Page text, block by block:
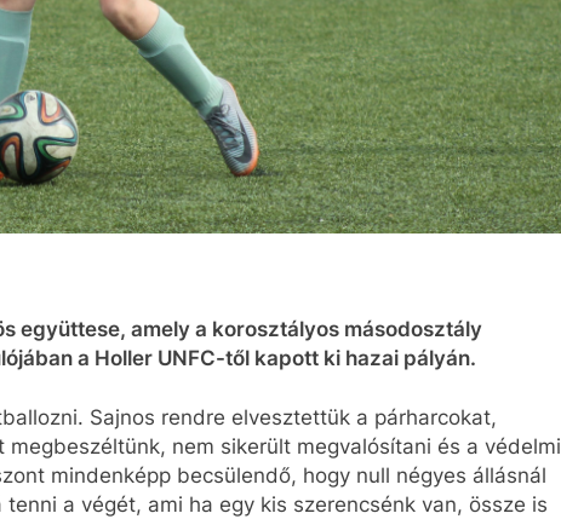
együttese, amely a korosztályos másodosztály
a Holler UNFC-től kapott ki hazai pályán.
Sajnos rendre elvesztettük a párharcokat,
nem sikerült megvalósítani és a védelmi
mindenképp becsülendő, hogy null négyes állásnál
a végét, ami ha egy kis szerencsénk van, össze is